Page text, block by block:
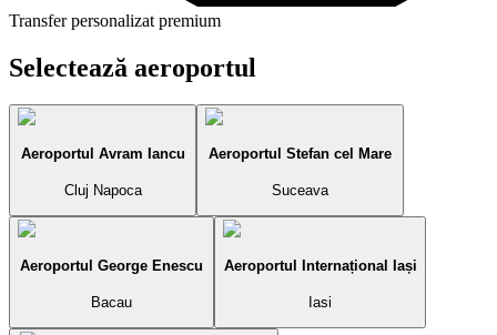
Transfer personalizat premium
Selectează aeroportul
Aeroportul Avram Iancu
Cluj Napoca
Aeroportul Stefan cel Mare
Suceava
Aeroportul George Enescu
Bacau
Aeroportul Internațional Iași
Iasi